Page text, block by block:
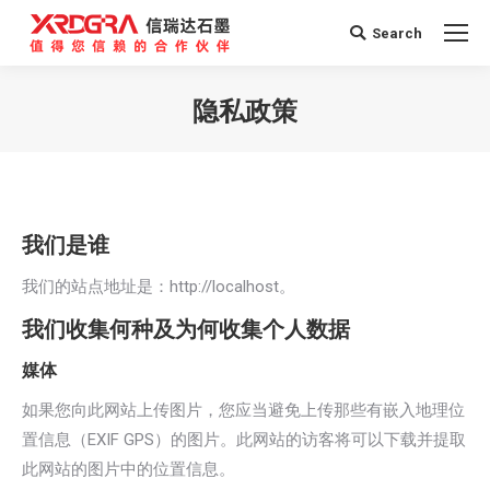
Search:
Search
隐私政策
我们是谁
我们的站点地址是：http://localhost。
我们收集何种及为何收集个人数据
媒体
如果您向此网站上传图片，您应当避免上传那些有嵌入地理位
置信息（EXIF GPS）的图片。此网站的访客将可以下载并提取
此网站的图片中的位置信息。